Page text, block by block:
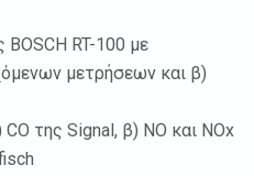
BOSCH RT-100 με
μετρήσεων και β)
της Signal, β) NO και ΝΟx